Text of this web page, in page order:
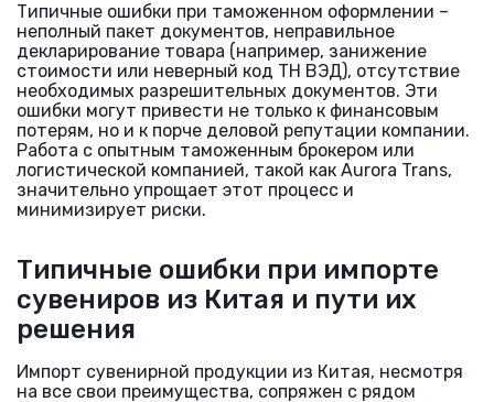
Типичные ошибки при таможенном оформлении –
неполный пакет документов, неправильное
декларирование товара (например, занижение
стоимости или неверный код ТН ВЭД), отсутствие
необходимых разрешительных документов. Эти
ошибки могут привести не только к финансовым
потерям, но и к порче деловой репутации компании.
Работа с опытным таможенным брокером или
логистической компанией, такой как Aurora Trans,
значительно упрощает этот процесс и
минимизирует риски.
Типичные ошибки при импорте
сувениров из Китая и пути их
решения
Импорт сувенирной продукции из Китая, несмотря
на все свои преимущества, сопряжен с рядом